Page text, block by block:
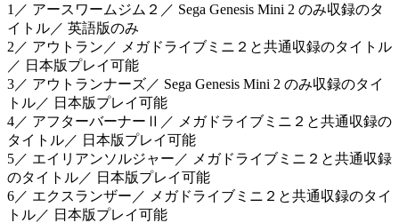
1／ アースワームジム２／ Sega Genesis Mini 2 のみ収録のタ
イトル／ 英語版のみ
2／ アウトラン／ メガドライブミニ２と共通収録のタイトル
／ 日本版プレイ可能
3／ アウトランナーズ／ Sega Genesis Mini 2 のみ収録のタイ
トル／ 日本版プレイ可能
4／ アフターバーナーⅡ／ メガドライブミニ２と共通収録の
タイトル／ 日本版プレイ可能
5／ エイリアンソルジャー／ メガドライブミニ２と共通収録
のタイトル／ 日本版プレイ可能
6／ エクスランザー／ メガドライブミニ２と共通収録のタイ
トル／ 日本版プレイ可能